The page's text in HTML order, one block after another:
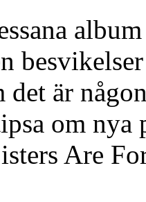
det är
om nya
Are